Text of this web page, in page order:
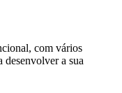
com vários
desenvolver a sua